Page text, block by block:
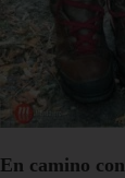
En camino